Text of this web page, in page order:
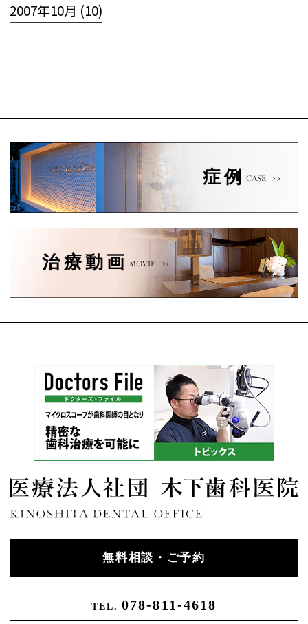
2007年10月 (10)
症例 CASE
治療動画 MOVIE
TEL. 078-811-4618
無料相談・ご予約